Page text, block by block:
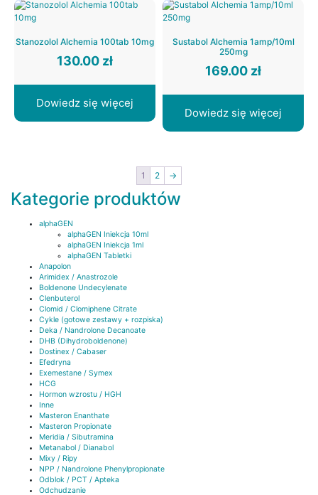
Stanozolol Alchemia 100tab 10mg
130.00 zł
Dowiedz się więcej
Sustabol Alchemia 1amp/10ml
250mg
169.00 zł
Dowiedz się więcej
1 2 →
Kategorie produktów
alphaGEN
alphaGEN Iniekcja 10ml
alphaGEN Iniekcja 1ml
alphaGEN Tabletki
Anapolon
Arimidex / Anastrozole
Boldenone Undecylenate
Clenbuterol
Clomid / Clomiphene Citrate
Cykle (gotowe zestawy + rozpiska)
Deka / Nandrolone Decanoate
DHB (Dihydroboldenone)
Dostinex / Cabaser
Efedryna
Exemestane / Symex
HCG
Hormon wzrostu / HGH
Inne
Masteron Enanthate
Masteron Propionate
Meridia / Sibutramina
Metanabol / Dianabol
Mixy / Ripy
NPP / Nandrolone Phenylpropionate
Odblok / PCT / Apteka
Odchudzanie